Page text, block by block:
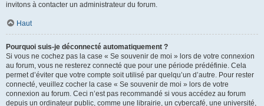
invitons à contacter un administrateur du forum.
Haut
Pourquoi suis-je déconnecté automatiquement ?
Si vous ne cochez pas la case « Se souvenir de moi » lors de votre connexion
au forum, vous ne resterez connecté que pour une période prédéfinie. Cela
permet d’éviter que votre compte soit utilisé par quelqu’un d’autre. Pour rester
connecté, veuillez cocher la case « Se souvenir de moi » lors de votre
connexion au forum. Ceci n’est pas recommandé si vous accédez au forum
depuis un ordinateur public, comme une librairie, un cybercafé, une université,